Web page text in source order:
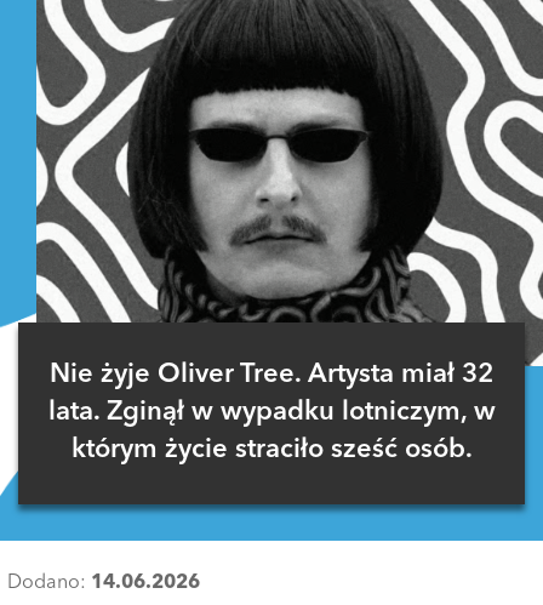
Nie żyje Oliver Tree. Artysta miał 32
lata. Zginął w wypadku lotniczym, w
którym życie straciło sześć osób.
Dodano: 14.06.2026